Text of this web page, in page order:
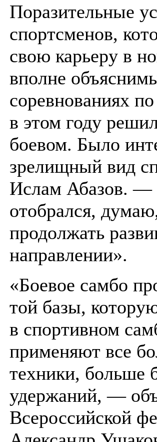
Поразительные
спортсменов,
свою карьеру в
вполне
соревнованиях
в этом году
боевом. Было
зрелищный вид
Ислам Абазов. —
отобрался,
продолжать
направлении».
«Боевое самбо
той базы,
в спортивном
применяют все
техники, больше
удержаний, —
Всероссийской